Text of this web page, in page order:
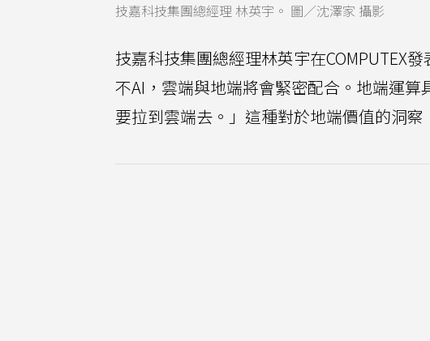
技嘉科技集團總經理 林英宇。 圖／沈澤家 攝影
技嘉科技集團總經理林英宇在COMPUTEX
不AI，雲端與地端將會緊密配合。地端運
要拉到雲端去。」這種對於地端價值的洞